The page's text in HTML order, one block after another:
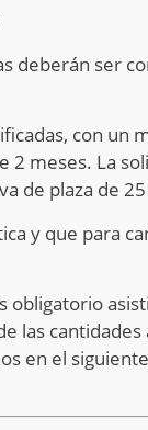
deberán ser
con
meses. La
de plaza de
y que para
en el